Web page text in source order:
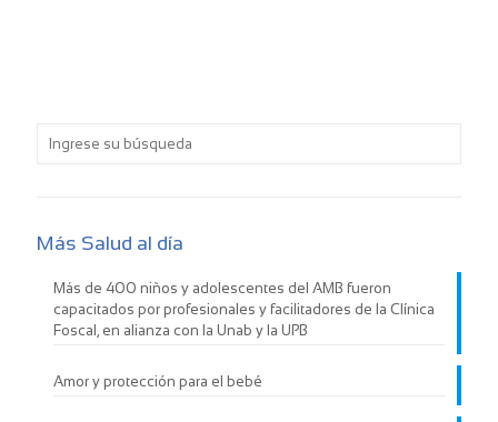
Más Salud al día
Más de 400 niños y adolescentes del AMB fueron
capacitados por profesionales y facilitadores de la Clínica
Foscal, en alianza con la Unab y la UPB
Amor y protección para el bebé